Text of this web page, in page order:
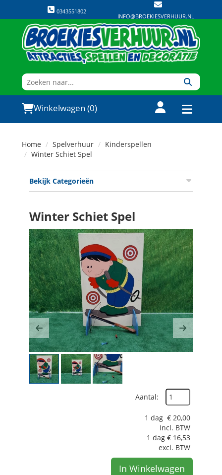
0343551802
INFO@BROEKIESVERHUUR.NL
Winkelwagen (0)
Home Spelverhuur
Kinderspellen
Winter Schiet Spel
Bekijk Categorieën
Winter Schiet Spel
Previous Next
Aantal:
1 dag € 20,00
Incl. BTW
1 dag € 16,53
excl. BTW
In Winkelwagen